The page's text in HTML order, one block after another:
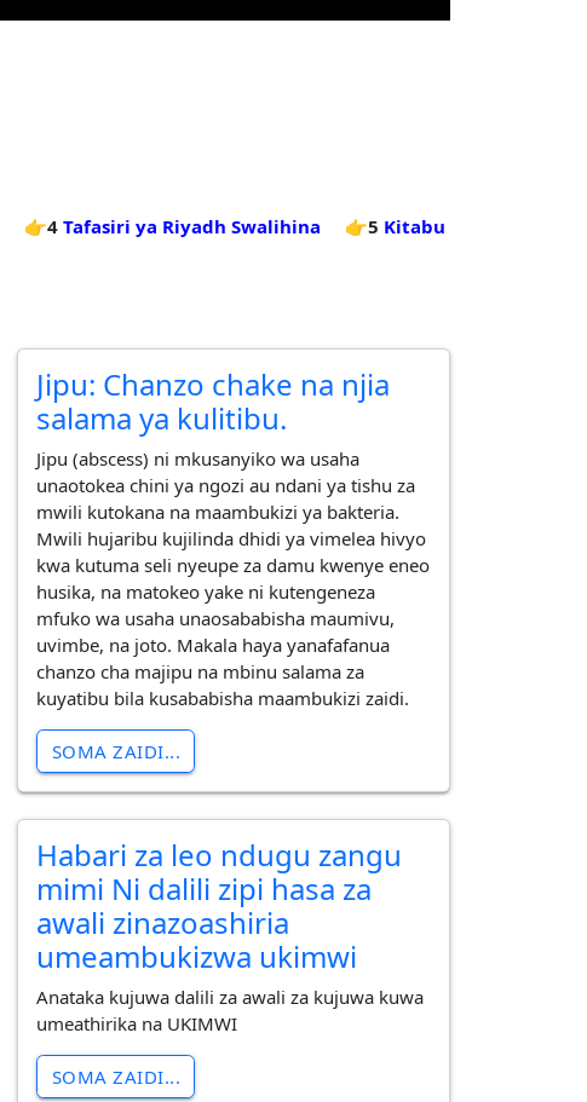
👉4 Tafasiri ya Riyadh Swalihina 👉5 Kitabu
Jipu: Chanzo chake na njia
salama ya kulitibu.
​Jipu (abscess) ni mkusanyiko wa usaha
unaotokea chini ya ngozi au ndani ya tishu za
mwili kutokana na maambukizi ya bakteria.
Mwili hujaribu kujilinda dhidi ya vimelea hivyo
kwa kutuma seli nyeupe za damu kwenye eneo
husika, na matokeo yake ni kutengeneza
mfuko wa usaha unaosababisha maumivu,
uvimbe, na joto. Makala haya yanafafanua
chanzo cha majipu na mbinu salama za
kuyatibu bila kusababisha maambukizi zaidi.
SOMA ZAIDI...
Habari za leo ndugu zangu
mimi Ni dalili zipi hasa za
awali zinazoashiria
umeambukizwa ukimwi
Anataka kujuwa dalili za awali za kujuwa kuwa
umeathirika na UKIMWI
SOMA ZAIDI...